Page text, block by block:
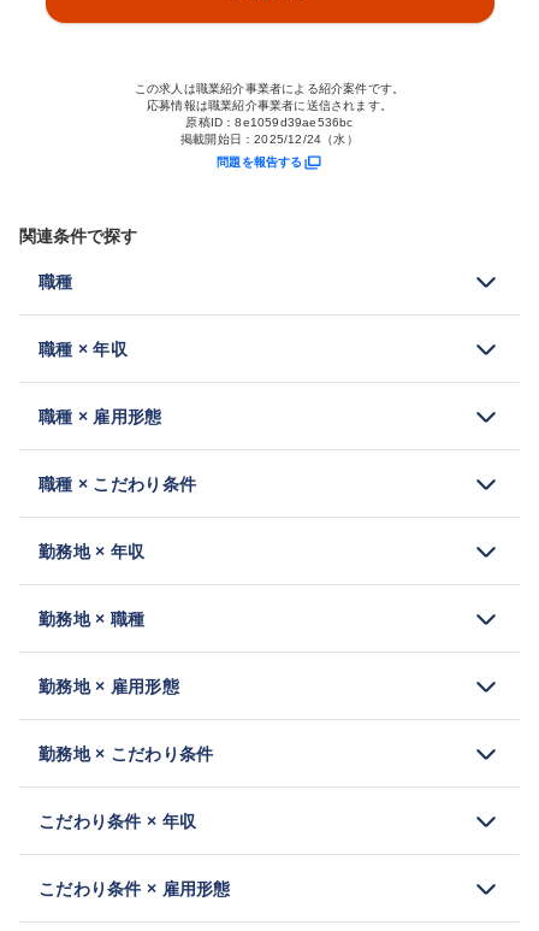
この求人は職業紹介事業者による紹介案件です。
応募情報は職業紹介事業者に送信されます。
原稿ID：8e1059d39ae536bc
掲載開始日：2025/12/24（水）
問題を報告する
関連条件で探す
職種
職種 × 年収
職種 × 雇用形態
職種 × こだわり条件
勤務地 × 年収
勤務地 × 職種
勤務地 × 雇用形態
勤務地 × こだわり条件
こだわり条件 × 年収
こだわり条件 × 雇用形態